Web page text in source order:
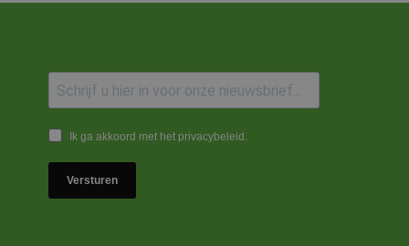
Ik ga akkoord met het privacybeleid.
Versturen